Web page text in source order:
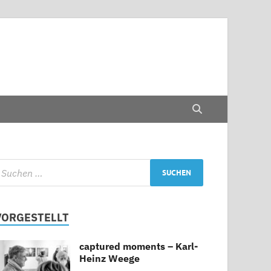
captured moments – Karl-
Heinz Weege